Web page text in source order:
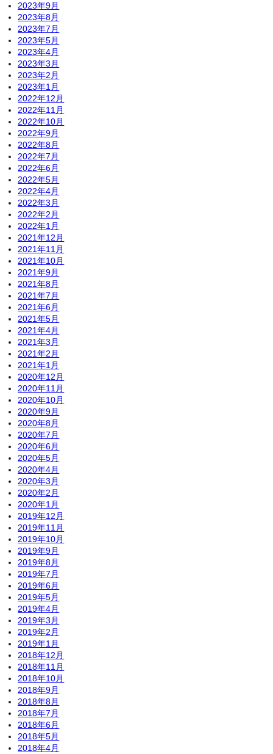
2023年9月
2023年8月
2023年7月
2023年5月
2023年4月
2023年3月
2023年2月
2023年1月
2022年12月
2022年11月
2022年10月
2022年9月
2022年8月
2022年7月
2022年6月
2022年5月
2022年4月
2022年3月
2022年2月
2022年1月
2021年12月
2021年11月
2021年10月
2021年9月
2021年8月
2021年7月
2021年6月
2021年5月
2021年4月
2021年3月
2021年2月
2021年1月
2020年12月
2020年11月
2020年10月
2020年9月
2020年8月
2020年7月
2020年6月
2020年5月
2020年4月
2020年3月
2020年2月
2020年1月
2019年12月
2019年11月
2019年10月
2019年9月
2019年8月
2019年7月
2019年6月
2019年5月
2019年4月
2019年3月
2019年2月
2019年1月
2018年12月
2018年11月
2018年10月
2018年9月
2018年8月
2018年7月
2018年6月
2018年5月
2018年4月